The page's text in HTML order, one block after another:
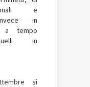
e
in
a tempo
in
si